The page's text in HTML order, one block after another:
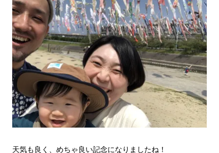
天気も良く、めちゃ良い記念になりましたね！